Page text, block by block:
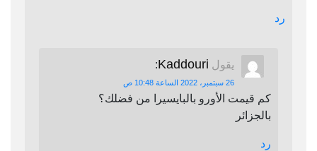
رد
يقول Kaddouri
:
26 سبتمبر، 2022 الساعة 10:48 ص
كم قيمت الأورو بالبايسيرا من فضلك؟
بالجزائر
رد